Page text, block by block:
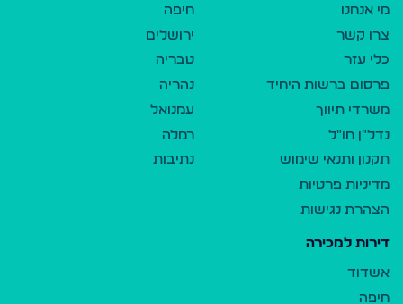
מי אנחנו
צרו קשר
כלי עזר
פרסום ברשות היחיד
משרדי תיווך
נדל"ן חו"ל
תקנון ותנאי שימוש
מדיניות פרטיות
הצהרת נגישות
חיפה
ירושלים
טבריה
נהריה
עמנואל
רמלה
נתיבות
דירות למכירה
אשדוד
חיפה